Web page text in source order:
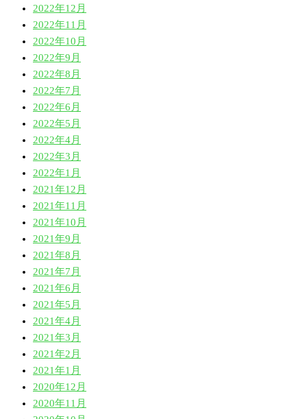
2022年12月
2022年11月
2022年10月
2022年9月
2022年8月
2022年7月
2022年6月
2022年5月
2022年4月
2022年3月
2022年1月
2021年12月
2021年11月
2021年10月
2021年9月
2021年8月
2021年7月
2021年6月
2021年5月
2021年4月
2021年3月
2021年2月
2021年1月
2020年12月
2020年11月